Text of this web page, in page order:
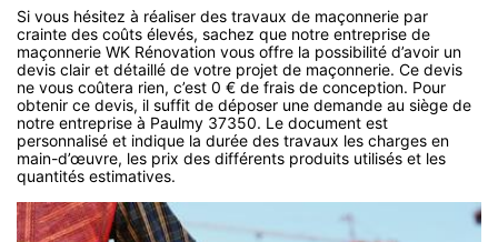
Si vous hésitez à réaliser des travaux de maçonnerie par
crainte des coûts élevés, sachez que notre entreprise de
maçonnerie WK Rénovation vous offre la possibilité d’avoir un
devis clair et détaillé de votre projet de maçonnerie. Ce devis
ne vous coûtera rien, c’est 0 € de frais de conception. Pour
obtenir ce devis, il suffit de déposer une demande au siège de
notre entreprise à Paulmy 37350. Le document est
personnalisé et indique la durée des travaux les charges en
main-d’œuvre, les prix des différents produits utilisés et les
quantités estimatives.